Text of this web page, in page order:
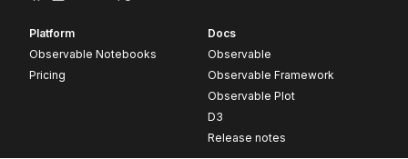
Platform
Observable Notebooks
Pricing
Docs
Observable
Observable Framework
Observable Plot
D3
Release notes